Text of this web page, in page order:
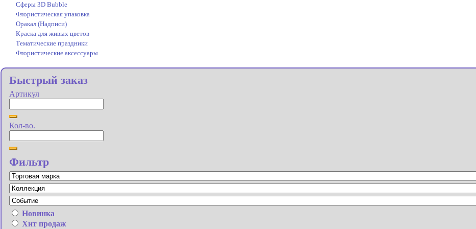
Сферы 3D Bubble
Флористическая упаковка
Оракал (Надписи)
Краска для живых цветов
Тематические праздники
Флористические аксессуары
Быстрый заказ
Артикул
Кол-во.
Фильтр
Новинка
Хит продаж